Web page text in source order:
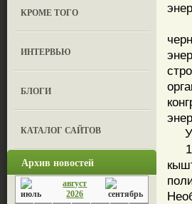
КРОМЕ ТОГО
ИНТЕРВЬЮ
БЛОГИ
КАТАЛОГ САЙТОВ
Архив новостей
август
2026
1.